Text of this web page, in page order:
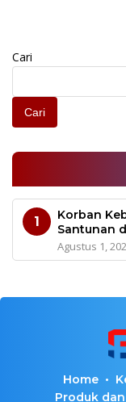
Cari
Cari
1
Korban
Santunan
Agustus 1,
Home
Produk